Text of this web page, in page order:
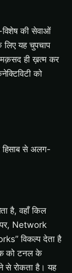
विशेष की सेवाओं
यह चुपचाप
मक़सद ही ख़त्म कर
को
हिसाब से अलग-
है, वहाँ किल
पर, Network
विकल्प देता है
को टनल के
से रोकता है। यह